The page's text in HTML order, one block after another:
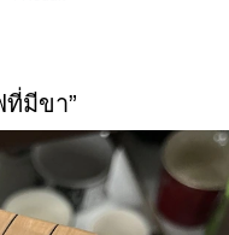
ที่มีขา”